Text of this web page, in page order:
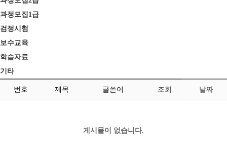
과정모집1급
검정시험
보수교육
학습자료
기타
번호 제목 글쓴이 조회 날짜
게시물이 없습니다.